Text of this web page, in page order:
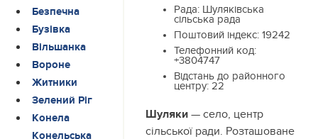
Безпечна
Бузівка
Вільшанка
Вороне
Житники
Зелений Ріг
Конела
Конельська
Рада: Шуляківська
сільська рада
Поштовий індекс: 19242
Телефонний код:
+3804747
Відстань до районного
центру: 22
Шуляки — село, центр
сільської ради. Розташоване